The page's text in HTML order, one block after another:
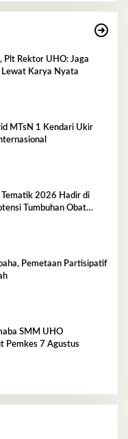
Plt Rektor UHO: Jaga
Karya Nyata
MTsN 1 Kendari Ukir
2026 Hadir di
Tumbuhan Obat
Pemetaan Partisipatif
SMM UHO
Pemkes 7 Agustus